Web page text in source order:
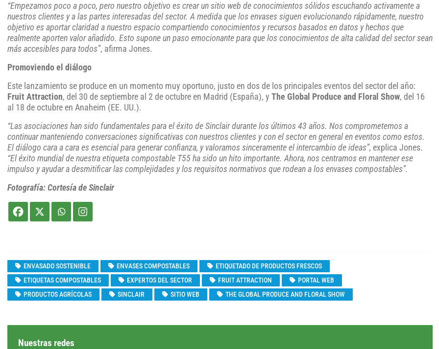
“Empezamos poco a poco, pero nuestro objetivo es crear un sitio web de conocimientos sólidos escuchando activamente a
nuestros clientes y a las partes interesadas del sector. A medida que los envases siguen evolucionando rápidamente, nuestro
objetivo es aportar claridad a nuestro espacio compartiendo conocimientos y recursos basados en datos y hechos que
realmente aporten valor añadido. Esto supone un paso emocionante para que los conocimientos de alta calidad del sector sean
más accesibles para todos”, afirma Jones.
Promoviendo el diálogo
Este lanzamiento se produce en un momento muy oportuno, justo en dos de los principales eventos del sector del año:
Fruit Attraction, del 30 de septiembre al 2 de octubre en Madrid (España), y The Global Produce and Floral Show, del 16
al 18 de octubre en Anaheim (EE. UU.).
“Las asociaciones han sido fundamentales para el éxito de Sinclair durante los últimos 43 años. Nos comprometemos a
continuar manteniendo conversaciones significativas con nuestros clientes y con el sector en general en eventos como estos.
El diálogo cara a cara es esencial para generar confianza, y valoramos sinceramente el intercambio de ideas”, explica Jones.
“El éxito mundial de nuestra etiqueta compostable T55 ha sido un hito importante. Ahora, nos centramos en mantener ese
impulso y ayudar a desmitificar las complejidades y los requisitos normativos que rodean a los envases compostables”.
Fotografía: Cortesía de Sinclair
ENVASADO SOSTENIBLE ENVASES COMPOSTABLES
ETIQUETADO DE PRODUCTOS FRESCOS
ETIQUETAS COMPOSTABLES
EXPERTOS DEL SECTOR FRUIT ATTRACTION
PORTAL WEB
PRODUCTOS AGRÍCOLAS
SINCLAIR SITIO WEB THE GLOBAL PRODUCE AND FLORAL SHOW
Nuestras redes